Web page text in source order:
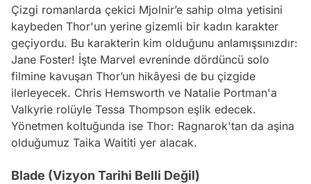
Çizgi romanlarda çekici Mjolnir’e sahip olma yetisini
kaybeden Thor'un yerine gizemli bir kadın karakter
geçiyordu. Bu karakterin kim olduğunu anlamışsınızdır:
Jane Foster! İşte Marvel evreninde dördüncü solo
filmine kavuşan Thor’un hikâyesi de bu çizgide
ilerleyecek. Chris Hemsworth ve Natalie Portman'a
Valkyrie rolüyle Tessa Thompson eşlik edecek.
Yönetmen koltuğunda ise Thor: Ragnarok'tan da aşina
olduğumuz Taika Waititi yer alacak.
Blade (Vizyon Tarihi Belli Değil)